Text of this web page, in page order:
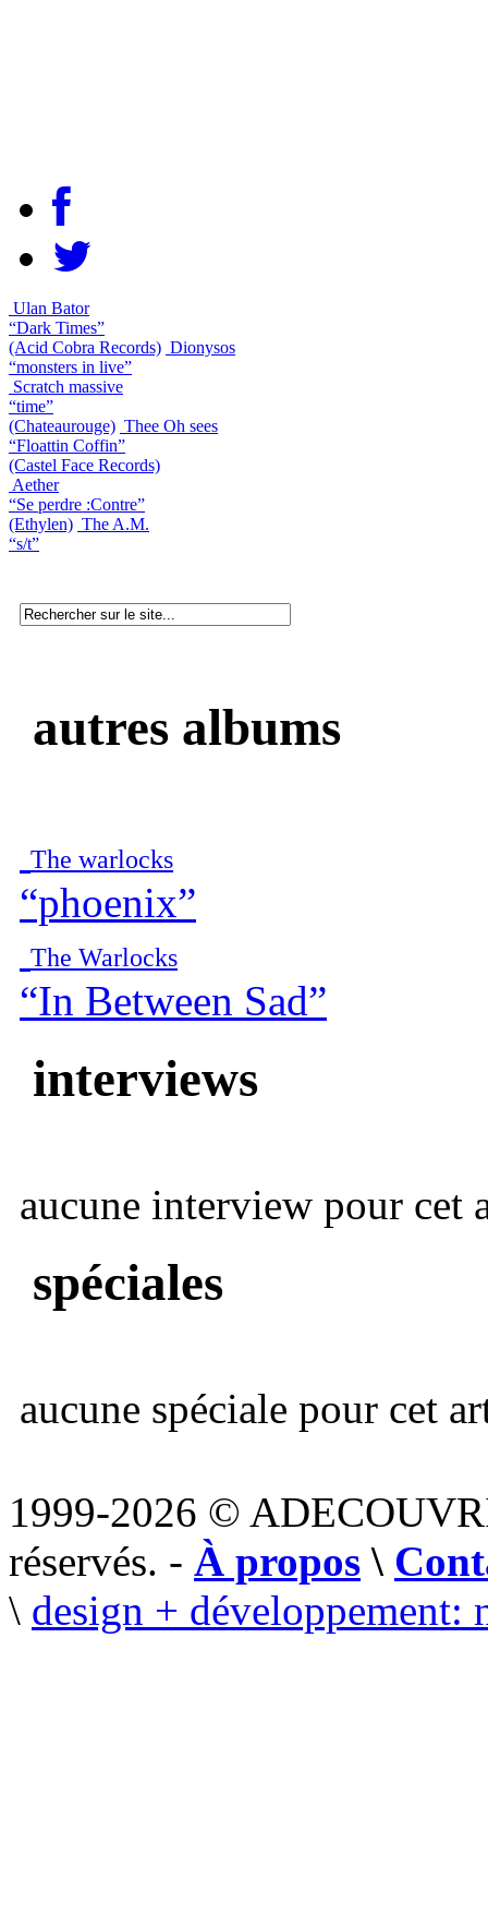
Ulan Bator
“Dark Times”
(Acid Cobra Records) Dionysos
“monsters in live”
Scratch massive
“time”
(Chateaurouge) Thee Oh sees
“Floattin Coffin”
(Castel Face Records)
Aether
“Se perdre :Contre”
(Ethylen) The A.M.
“s/t”
autres albums
The warlocks
“phoenix”
The Warlocks
“In Between Sad”
interviews
aucune interview pour cet
spéciales
aucune spéciale pour cet
1999-2026 ©
réservés. - À propos \
\ design + développement: